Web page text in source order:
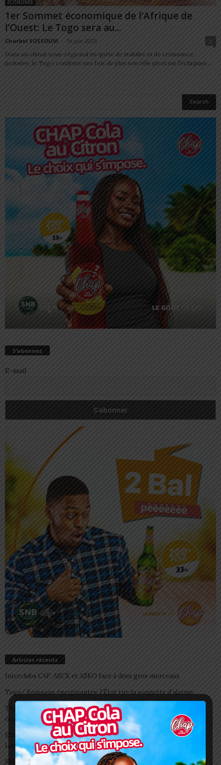
ECONOMIE
1er Sommet économique de l’Afrique de
l’Ouest: Le Togo sera au...
Charbel SOSSOUVI - 16 juin 2025
0
Dans un climat sous-régional en quête de stabilité et de croissance
inclusive, le Togo confirme une fois de plus son rôle pivot sur l’échiquier...
S’abonnez
E-mail
Articles récents
Interclubs CAF: ASCK et ASKO face à deux gros morceaux
Togo/ Boissons énergisantes: l’État tire la sonnette d’alarme
Togo/ Rentrée scolaire 2026-2027: consultez la liste officielle des
écoles autorisées
ESSAL 2026 : les admissibles convoqués pour la visite médicale à
Lomé
SWEDD+ Togo / ECOLE DE LA CHANCE : les maitres-artisans se